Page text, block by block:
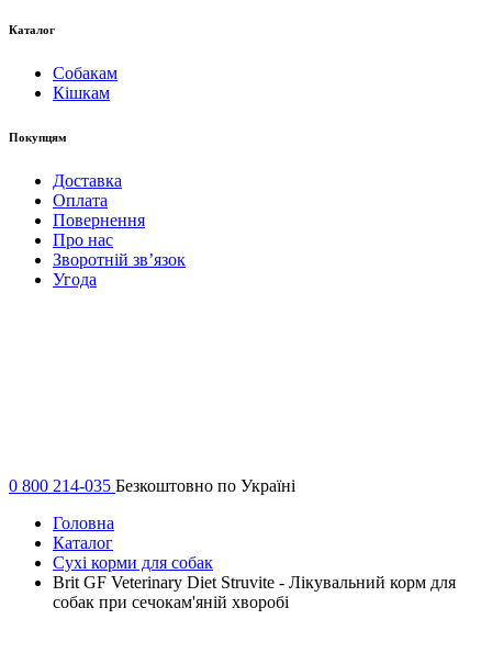
Каталог
Собакам
Кішкам
Покупцям
Доставка
Оплата
Повернення
Про нас
Зворотній зв’язок
Угода
0 800 214-035 Безкоштовно по Україні
Головна
Каталог
Сухі корми для собак
Brit GF Veterinary Diet Struvite - Лікувальний корм для
собак при сечокам'яній хворобі